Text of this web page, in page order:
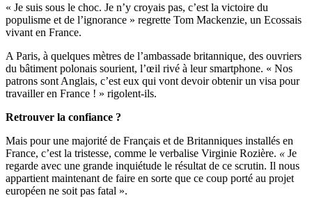
« Je suis sous le choc. Je n’y croyais pas, c’est la victoire du
populisme et de l’ignorance » regrette Tom Mackenzie, un Ecossais
vivant en France.
A Paris, à quelques mètres de l’ambassade britannique, des ouvriers
du bâtiment polonais sourient, l’œil rivé à leur smartphone. « Nos
patrons sont Anglais, c’est eux qui vont devoir obtenir un visa pour
travailler en France ! » rigolent-ils.
Retrouver la confiance ?
Mais pour une majorité de Français et de Britanniques installés en
France, c’est la tristesse, comme le verbalise Virginie Rozière. « Je
regarde avec une grande inquiétude le résultat de ce scrutin. Il nous
appartient maintenant de faire en sorte que ce coup porté au projet
européen ne soit pas fatal ».